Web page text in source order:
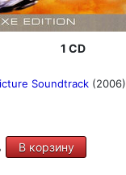
1 CD
Soundtrack (2006)
В корзину